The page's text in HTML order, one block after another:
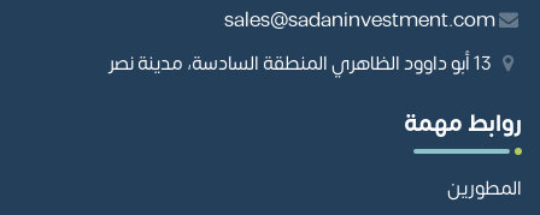
sales@sadaninvestment.com
روابط مهمة
المطورين